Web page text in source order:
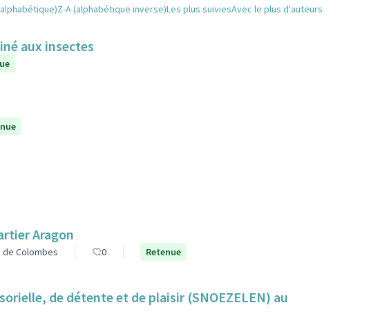
Z-A (alphabétique inverse)Les plus suiviesAvec le plus d'auteurs
aux insectes
Aragon
de Colombes 0 Retenue
de détente et de plaisir (SNOEZELEN) au